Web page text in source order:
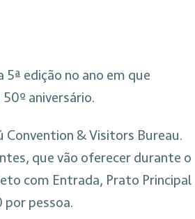
5ª edição no ano em que
aniversário.
Convention & Visitors Bureau.
que vão oferecer durante o
com Entrada, Prato Principal
por pessoa.